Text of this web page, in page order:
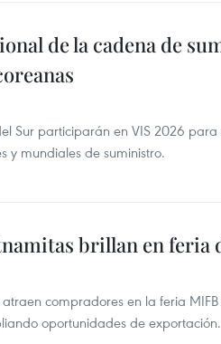
de la cadena de
Sur participarán en VIS 2026
y mundiales de suministro.
brillan en feria
atraen compradores en la feria
oportunidades de exportación.